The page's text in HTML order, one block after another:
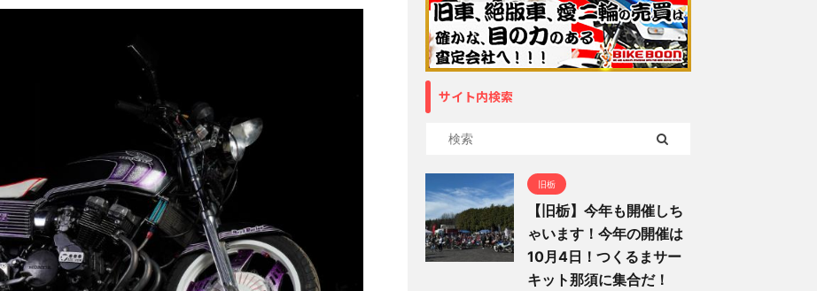
サイト内検索
旧栃
【旧栃】今年も開催しち
ゃいます！今年の開催は
10月4日！つくるまサー
キット那須に集合だ！